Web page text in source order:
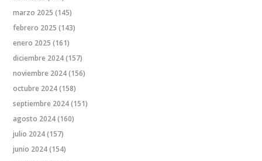
marzo 2025 (145)
febrero 2025 (143)
enero 2025 (161)
diciembre 2024(157)
noviembre 2024(156)
octubre 2024(158)
septiembre 2024(151)
agosto 2024(160)
julio 2024(157)
junio 2024(154)